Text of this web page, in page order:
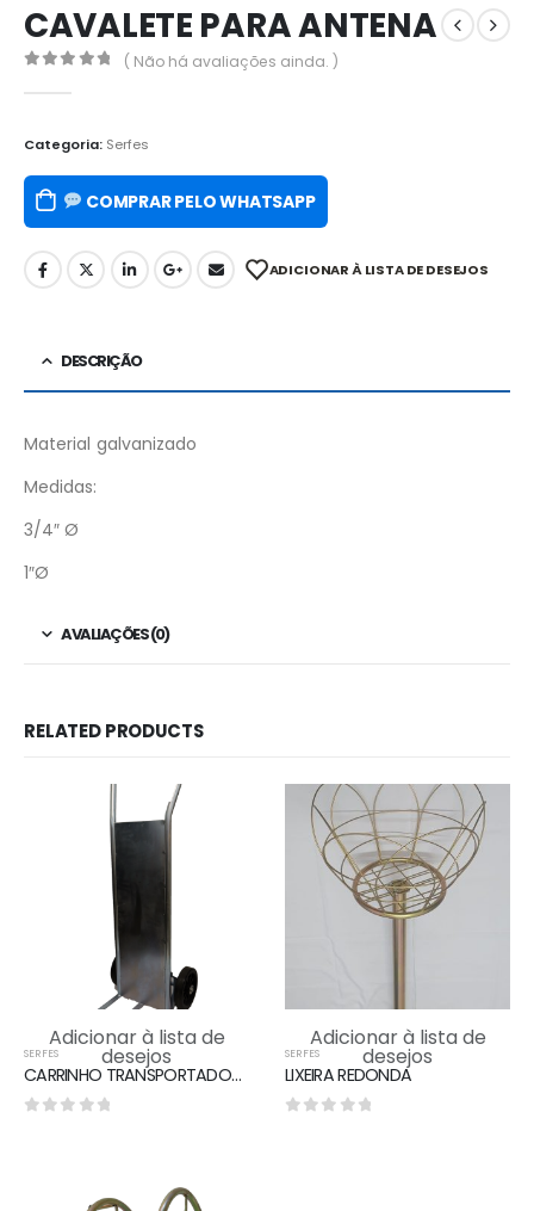
CAVALETE PARA ANTENA
( Não há avaliações ainda. )
Categoria: Serfes
COMPRAR PELO WHATSAPP
ADICIONAR À LISTA DE DESEJOS
DESCRIÇÃO
Material galvanizado
Medidas:
3/4″ Ø
1″Ø
AVALIAÇÕES (0)
RELATED PRODUCTS
Adicionar à lista de
desejos
SERFES
CARRINHO TRANSPORTADOR DE CARGA
Adicionar à lista de
desejos
SERFES
LIXEIRA REDONDA